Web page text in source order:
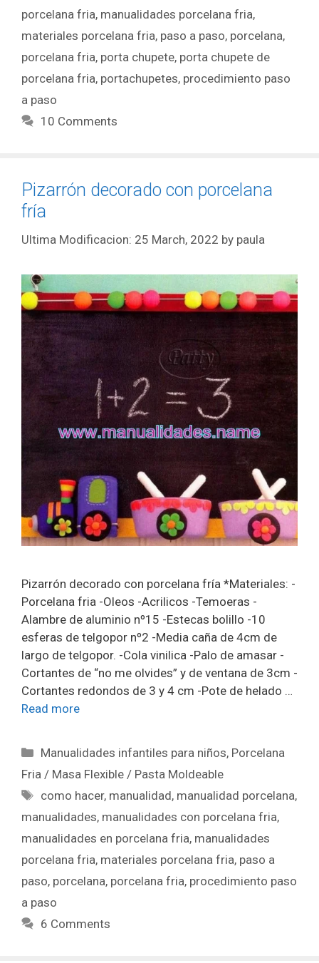
porcelana fria, manualidades porcelana fria,
materiales porcelana fria, paso a paso, porcelana,
porcelana fria, porta chupete, porta chupete de
porcelana fria, portachupetes, procedimiento paso
a paso
10 Comments
Pizarrón decorado con porcelana
fría
25 March, 2022 by paula
Pizarrón decorado con porcelana fría *Materiales: -
Porcelana fria -Oleos -Acrilicos -Temoeras -
Alambre de aluminio nº15 -Estecas bolillo -10
esferas de telgopor nº2 -Media caña de 4cm de
largo de telgopor. -Cola vinilica -Palo de amasar -
Cortantes de “no me olvides” y de ventana de 3cm -
Cortantes redondos de 3 y 4 cm -Pote de helado …
Read more
Manualidades infantiles para niños, Porcelana
Fria / Masa Flexible / Pasta Moldeable
como hacer, manualidad, manualidad porcelana,
manualidades, manualidades con porcelana fria,
manualidades en porcelana fria, manualidades
porcelana fria, materiales porcelana fria, paso a
paso, porcelana, porcelana fria, procedimiento paso
a paso
6 Comments